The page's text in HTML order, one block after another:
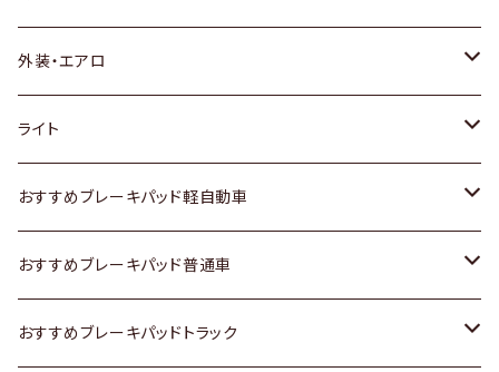
トヨタ
ホンダ
スズキ
日産
いすゞ
外装・エアロ
トヨタ
ホンダ
スズキ
日産
ライト
トヨタ
スズキ
日産
おすすめブレーキパッド軽自動車
トヨタ
ホンダ
おすすめブレーキパッド普通車
トヨタ
おすすめブレーキパッドトラック